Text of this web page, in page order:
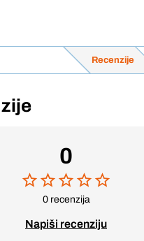
Recenzije
0
0 recenzija
Napiši recenziju